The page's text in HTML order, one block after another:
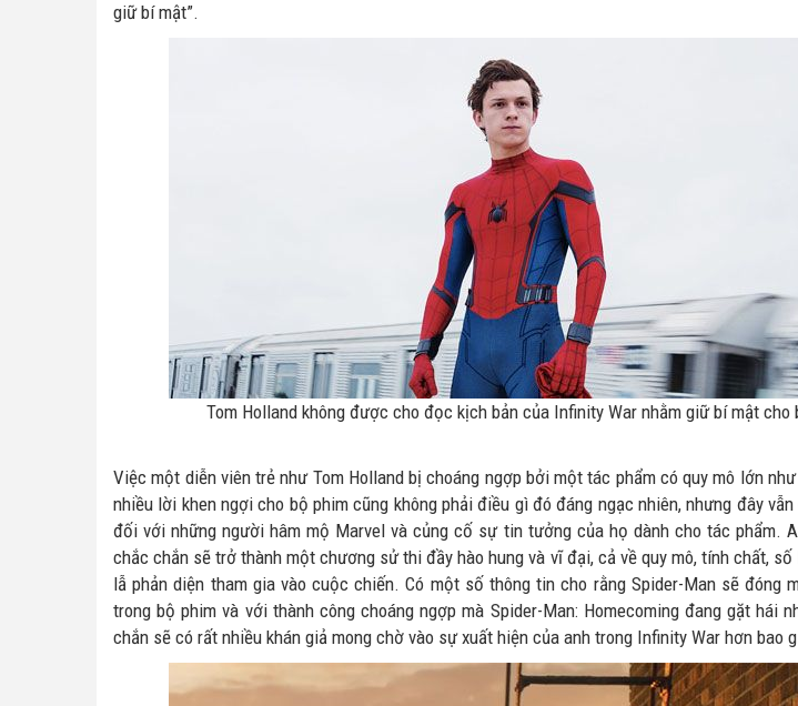
giữ bí mật”.
Tom Holland không được cho đọc kịch bản của Infinity War nhằm giữ bí mật cho
Việc một diễn viên trẻ như Tom Holland bị choáng ngợp bởi một tác phẩm có quy mô lớn
nhiều lời khen ngợi cho bộ phim cũng không phải điều gì đó đáng ngạc nhiên, nhưng đây
đối với những người hâm mộ Marvel và củng cố sự tin tưởng của họ dành cho tác phẩm.
chắc chắn sẽ trở thành một chương sử thi đầy hào hung và vĩ đại, cả về quy mô, tính chất,
lẫ phản diện tham gia vào cuộc chiến. Có một số thông tin cho rằng Spider-Man sẽ đóng
trong bộ phim và với thành công choáng ngợp mà Spider-Man: Homecoming đang gặt hái
chắn sẽ có rất nhiều khán giả mong chờ vào sự xuất hiện của anh trong Infinity War hơn bao